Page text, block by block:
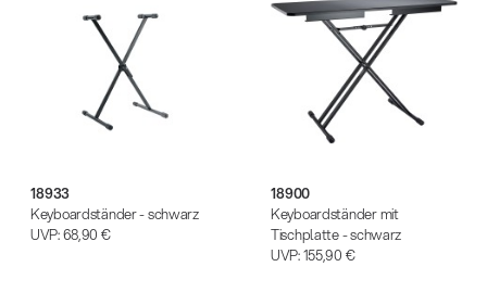
18933
Keyboardständer - schwarz
UVP:68,90 €
18900
Keyboardständer mit
Tischplatte - schwarz
UVP:155,90 €